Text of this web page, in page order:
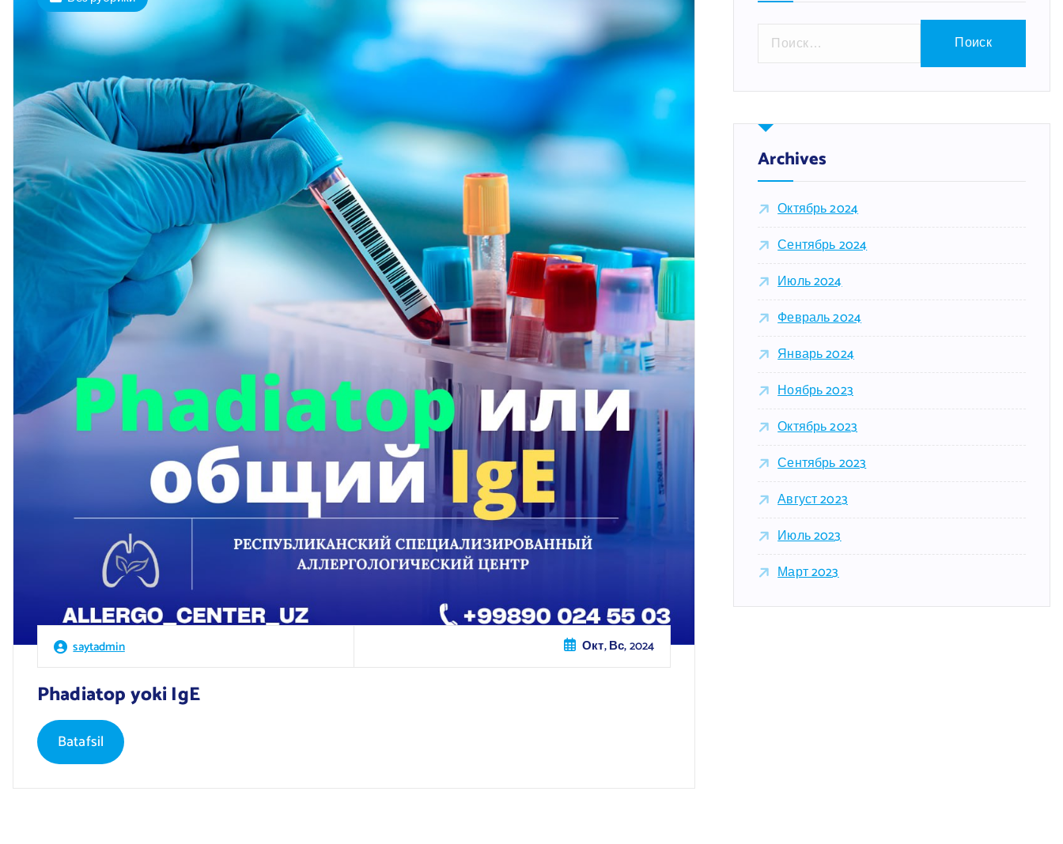
saytadmin Окт, Вс, 2024
Phadiatop yoki IgE
Batafsil
т
:
Archives
Октябрь 2024
Сентябрь 2024
Июль 2024
Февраль 2024
Январь 2024
Ноябрь 2023
Октябрь 2023
Сентябрь 2023
Август 2023
Июль 2023
Март 2023